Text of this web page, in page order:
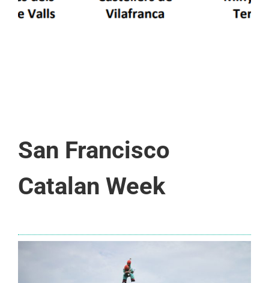
San Francisco
Catalan Week